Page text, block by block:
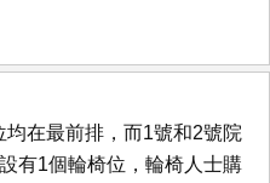
在最前排，而1號和2號院
有1個輪椅位，輪椅人士購